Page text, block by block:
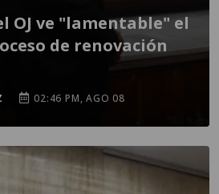
OJ ve "lamentable" el
de renovación
02:46 PM, AGO 08